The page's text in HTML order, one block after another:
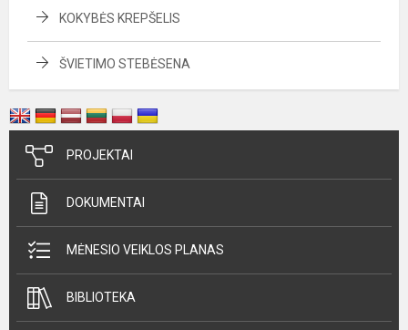
KOKYBĖS KREPŠELIS
ŠVIETIMO STEBĖSENA
PROJEKTAI
DOKUMENTAI
MĖNESIO VEIKLOS PLANAS
BIBLIOTEKA